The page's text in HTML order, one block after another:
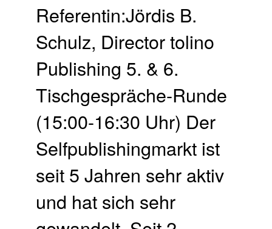
Referentin:Jördis B.
Schulz, Director tolino
Publishing 5. & 6.
Tischgespräche-Runde
(15:00-16:30 Uhr) Der
Selfpublishingmarkt ist
seit 5 Jahren sehr aktiv
und hat sich sehr